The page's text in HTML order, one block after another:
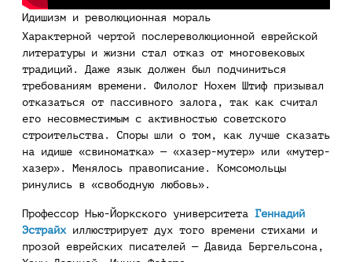
Идишизм и революционная мораль
Характерной чертой послереволюционной еврейской
литературы и жизни стал отказ от многовековых
традиций. Даже язык должен был подчиниться
требованиям времени. Филолог Нохем Штиф призывал
отказаться от пассивного залога, так как считал
его несовместимым с активностью советского
строительства. Споры шли о том, как лучше сказать
на идише «свиноматка» — «хазер-мутер» или «мутер-
хазер». Менялось правописание. Комсомольцы
ринулись в «свободную любовь».
Профессор Нью-Йоркского университета Геннадий
Эстрайхиллюстрирует дух того времени стихами и
прозой еврейских писателей — Давида Бергельсона,